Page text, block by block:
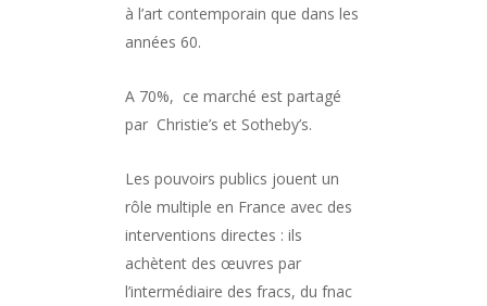
à l’art contemporain que dans les
années 60.
A 70%, ce marché est partagé
par Christie’s et Sotheby’s.
Les pouvoirs publics jouent un
rôle multiple en France avec des
interventions directes : ils
achètent des œuvres par
l’intermédiaire des fracs, du fnac